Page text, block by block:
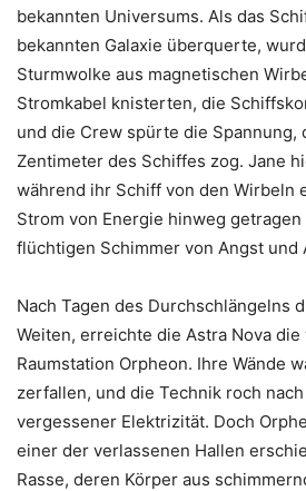
bekannten Universums. Als das
bekannten Galaxie überquerte,
Sturmwolke aus magnetischen
Stromkabel knisterten, die
und die Crew spürte die Spannung,
Zentimeter des Schiffes zog. Jane
während ihr Schiff von den Wirbeln
Strom von Energie hinweg
flüchtigen Schimmer von Angst und
Nach Tagen des Durchschlängelns
Weiten, erreichte die Astra Nova die
Raumstation Orpheon. Ihre Wände
zerfallen, und die Technik roch
vergessener Elektrizität. Doch
einer der verlassenen Hallen
Rasse, deren Körper aus